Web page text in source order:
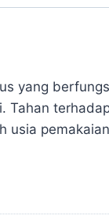
yang
usia